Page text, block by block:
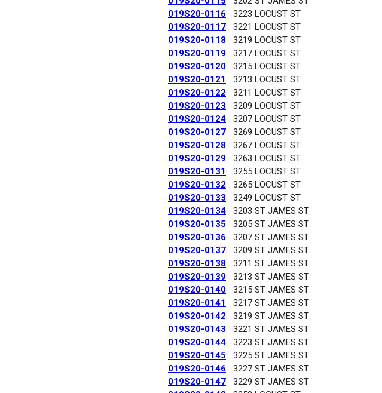
019S20-0116
3223 LOCUST ST
019S20-0117
3221 LOCUST ST
019S20-0118
3219 LOCUST ST
019S20-0119
3217 LOCUST ST
019S20-0120
3215 LOCUST ST
019S20-0121
3213 LOCUST ST
019S20-0122
3211 LOCUST ST
019S20-0123
3209 LOCUST ST
019S20-0124
3207 LOCUST ST
019S20-0127
3269 LOCUST ST
019S20-0128
3267 LOCUST ST
019S20-0129
3263 LOCUST ST
019S20-0131
3255 LOCUST ST
019S20-0132
3265 LOCUST ST
019S20-0133
3249 LOCUST ST
019S20-0134
3203 ST JAMES ST
019S20-0135
3205 ST JAMES ST
019S20-0136
3207 ST JAMES ST
019S20-0137
3209 ST JAMES ST
019S20-0138
3211 ST JAMES ST
019S20-0139
3213 ST JAMES ST
019S20-0140
3215 ST JAMES ST
019S20-0141
3217 ST JAMES ST
019S20-0142
3219 ST JAMES ST
019S20-0143
3221 ST JAMES ST
019S20-0144
3223 ST JAMES ST
019S20-0145
3225 ST JAMES ST
019S20-0146
3227 ST JAMES ST
019S20-0147
3229 ST JAMES ST